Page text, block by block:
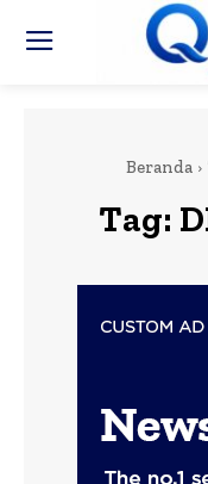
Beranda
Tag: